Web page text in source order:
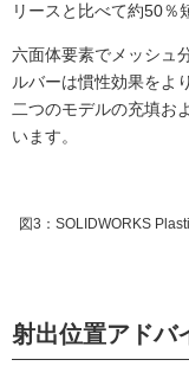
リースと比べて約50％
六面体要素でメッシュ
ルバーは慣性効果をよ
二つのモデルの充填お
います。
図3：SOLIDWORKS
射出位置アドバ